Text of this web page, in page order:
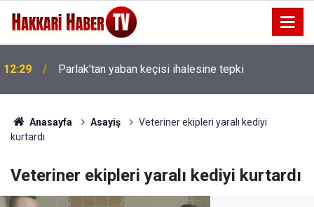
12:29 Parlak’tan yaban keçisi ihalesine tepki
Anasayfa Asayiş
Veteriner ekipleri yaralı kediyi
kurtardı
Veteriner ekipleri yaralı kediyi kurtardı